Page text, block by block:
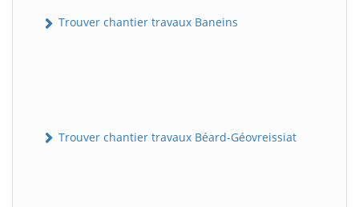
Trouver chantier travaux Baneins
Trouver chantier travaux Béard-Géovreissiat